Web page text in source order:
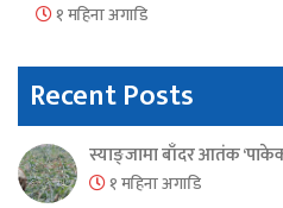
१ महिना अगाडि
Recent Posts
स्याङ्जामा बाँदर आतंक
१ महिना अगाडि